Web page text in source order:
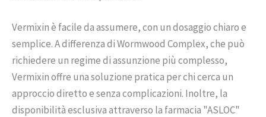
Vermixin è facile da assumere, con un dosaggio chiaro e
semplice. A differenza di Wormwood Complex, che può
richiedere un regime di assunzione più complesso,
Vermixin offre una soluzione pratica per chi cerca un
approccio diretto e senza complicazioni. Inoltre, la
disponibilità esclusiva attraverso la farmacia "ASLOC"